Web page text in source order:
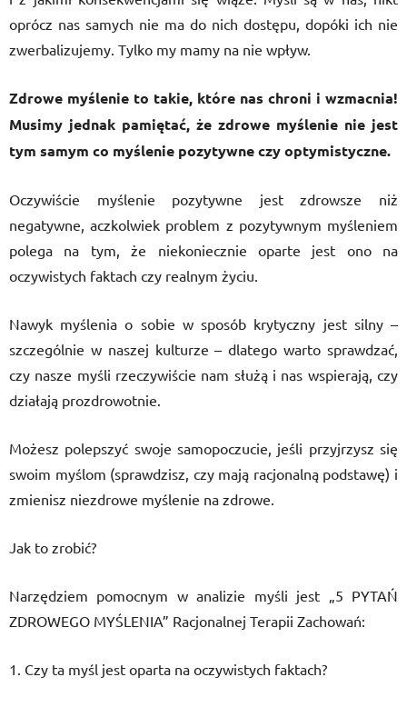
oprócz nas samych nie ma do nich dostępu, dopóki ich nie
zwerbalizujemy. Tylko my mamy na nie wpływ.
Zdrowe myślenie to takie, które nas chroni i wzmacnia!
Musimy jednak pamiętać, że zdrowe myślenie nie jest
tym samym co myślenie pozytywne czy optymistyczne.
Oczywiście myślenie pozytywne jest zdrowsze niż
negatywne, aczkolwiek problem z pozytywnym myśleniem
polega na tym, że niekoniecznie oparte jest ono na
oczywistych faktach czy realnym życiu.
Nawyk myślenia o sobie w sposób krytyczny jest silny –
szczególnie w naszej kulturze – dlatego warto sprawdzać,
czy nasze myśli rzeczywiście nam służą i nas wspierają, czy
działają prozdrowotnie.
Możesz polepszyć swoje samopoczucie, jeśli przyjrzysz się
swoim myślom (sprawdzisz, czy mają racjonalną podstawę) i
zmienisz niezdrowe myślenie na zdrowe.
Jak to zrobić?
Narzędziem pomocnym w analizie myśli jest „5 PYTAŃ
ZDROWEGO MYŚLENIA” Racjonalnej Terapii Zachowań:
1. Czy ta myśl jest oparta na oczywistych faktach?